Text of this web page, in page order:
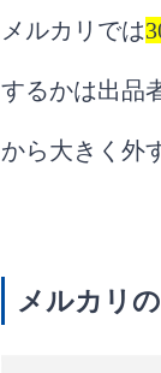
メルカリでは
するかは出品
から大きく外
メルカリ